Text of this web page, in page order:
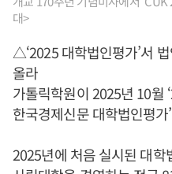
대>
△‘2025 대학법인평가’서
올라
가톨릭학원이 2025년 10월
한국경제신문 대학법인평
2025년에 처음 실시된 대